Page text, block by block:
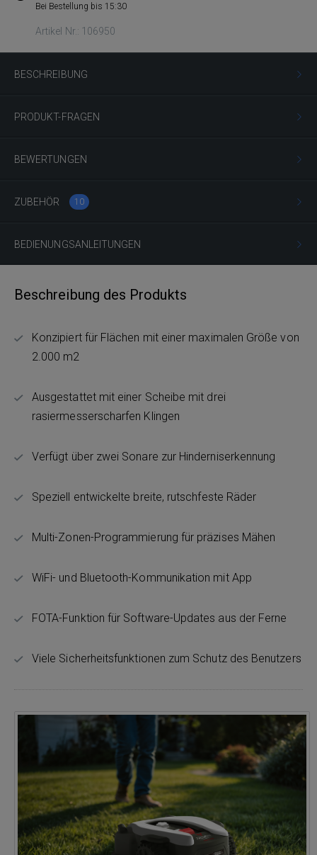
Bei Bestellung bis 15:30
Artikel Nr.: 106950
BESCHREIBUNG
PRODUKT-FRAGEN
BEWERTUNGEN
ZUBEHÖR 10
BEDIENUNGSANLEITUNGEN
Beschreibung des Produkts
Konzipiert für Flächen mit einer maximalen Größe von
2.000 m2
Ausgestattet mit einer Scheibe mit drei
rasiermesserscharfen Klingen
Verfügt über zwei Sonare zur Hinderniserkennung
Speziell entwickelte breite, rutschfeste Räder
Multi-Zonen-Programmierung für präzises Mähen
WiFi- und Bluetooth-Kommunikation mit App
FOTA-Funktion für Software-Updates aus der Ferne
Viele Sicherheitsfunktionen zum Schutz des Benutzers